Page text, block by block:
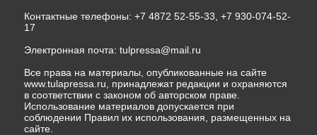
Контактные телефоны: +7 4872 52-55-33, +7 930-074-52-
17
Электронная почта: tulpressa@mail.ru
Все права на материалы, опубликованные на сайте
www.tulapressa.ru, принадлежат редакции и охраняются
в соответствии с законом об авторском праве.
Использование материалов допускается при
соблюдении Правил их использования, размещенных на
сайте.